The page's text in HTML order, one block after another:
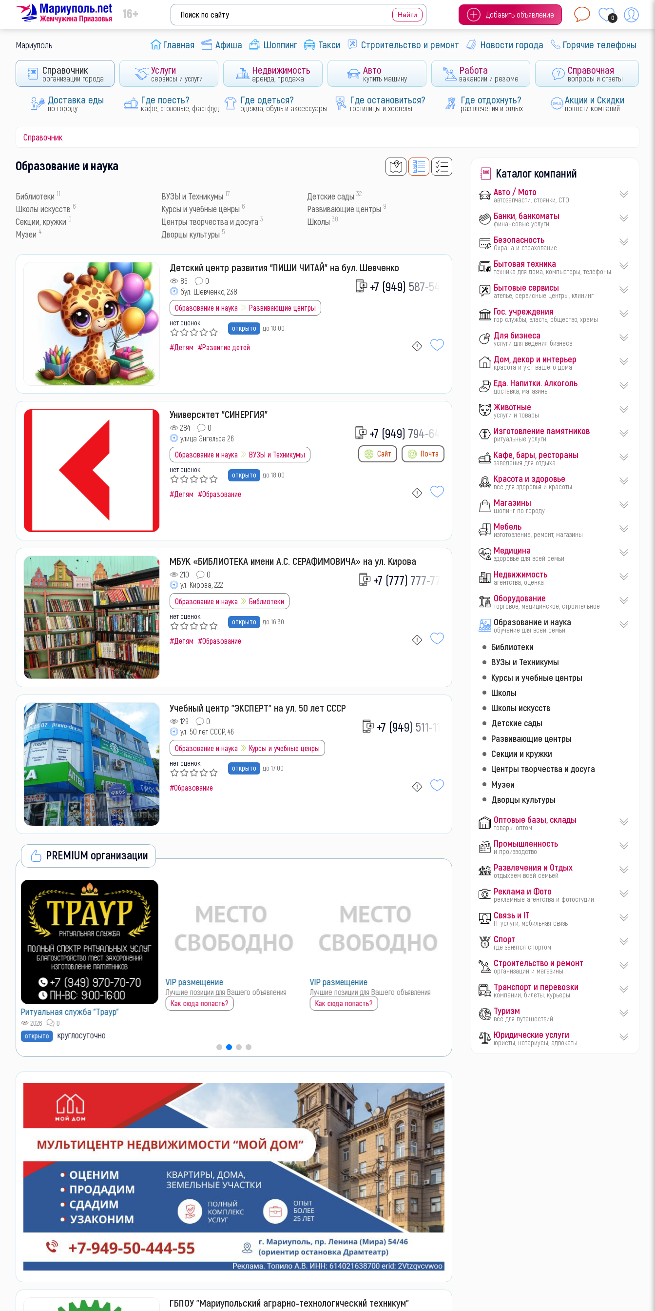
16+ Добавить объявление 0
Мариуполь Главная Афиша Шоппинг Такси Строительство и ремонт Новости города Горячие телефоны
Справочник
организации города
Услуги
сервисы и услуги
Недвижимость
аренда, продажа
Авто
купить машину
Работа
вакансии и резюме
Справочная
вопросы и ответы
Доставка еды
по городу
Где поесть?
кафе, столовые, фастфуд
Где одеться?
одежда, обувь и аксессуары
Где остановиться?
гостиницы и хостелы
Где отдохнуть?
развлечения и отдых
Акции и Скидки
новости компаний
Справочник
Образование и наука
Библиотеки 11 ВУЗЫ и Техникумы 17 Детские сады 32
Школы искусств 6 Курсы и учебные ценры 6 Развивающие центры 9
Секции, кружки 0 Центры творчества и досуга 3 Школы 30
Музеи 4 Дворцы культуры 5
Детский центр развития "ПИШИ ЧИТАЙ" на бул. Шевченко
85
0
бул. Шевченко, 238
Образование и наука
Развивающие центры
+7 (949) 587-54-
нет оценок
открыто до 18:00
#Детям #Развитие детей
Университет "СИНЕРГИЯ"
284
0
улица Энгельса 26
Образование и наука
ВУЗЫ и Техникумы
+7 (949) 794-64-
Сайт Почта
нет оценок
открыто до 18:00
#Детям #Образование
МБУК «БИБЛИОТЕКА имени А.С. СЕРАФИМОВИЧА» на ул. Кирова
210
0
ул. Кирова, 222
Образование и наука
Библиотеки
+7 (777) 777-77-
нет оценок
открыто до 16:30
#Детям #Образование
Учебный центр "ЭКСПЕРТ" на ул. 50 лет СССР
129
0
ул. 50 лет СССР, 46
Образование и наука
Курсы и учебные ценры
+7 (949) 511-11-
нет оценок
открыто до 17:00
#Образование
PREMIUM организации
VIP размещение
Лучшие позиции для Вашего объявления
Как сюда попасть?
VIP размещение
Лучшие позиции для Вашего объявления
Как сюда попасть?
Инструмент Центр.ру
ГБПОУ "Мариупольский аграрно-технологический техникум"
Каталог компаний
Авто / Мото
автозапчасти, стоянки, СТО
Банки, банкоматы
финансовые услуги
Безопасность
Охрана и страхование
Бытовая техника
техника для дома, компьютеры, телефоны
Бытовые сервисы
ателье, сервисные центры, клининг
Гос. учреждения
гор службы, власть, общество, храмы
Для бизнеса
услуги для ведения бизнеса
Дом, декор и интерьер
красота и уют вашего дома
Еда. Напитки. Алкоголь
доставка, магазины
Животные
услуги и товары
Изготовление памятников
ритуальные услуги
Кафе, бары, рестораны
заведения для отдыха
Красота и здоровье
все для здоровья и красоты
Магазины
шопинг по городу
Мебель
изготовление, ремонт, магазины
Медицина
здоровье для всей семьи
Недвижимость
агентства, оценка
Оборудование
торговое, медицинское, строительное
Образование и наука
обучение для всей семьи
Библиотеки
ВУЗы и Техникумы
Курсы и учебные центры
Школы
Школы искусств
Детские сады
Развивающие центры
Секции и кружки
Центры творчества и досуга
Музеи
Дворцы культуры
Оптовые базы, склады
товары оптом
Промышленность
и производство
Развлечения и Отдых
отдыхаем всей семьей
Реклама и Фото
рекламные агентства и фотостудии
Связь и IT
IT-услуги, мобильная связь
Спорт
где занятся спортом
Строительство и ремонт
организации и магазины
Транспорт и перевозки
компании, билеты, курьеры
Туризм
все для путешествий
Юридические услуги
юристы, нотариусы, адвокаты